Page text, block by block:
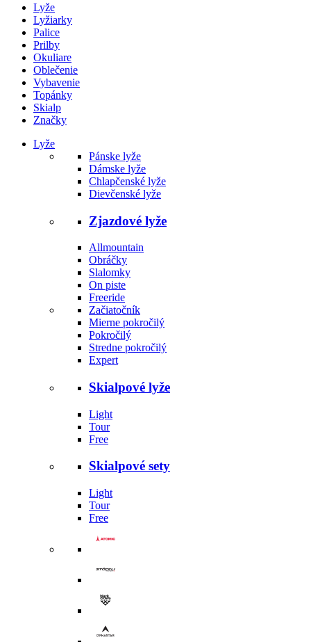
Lyže
Lyžiarky
Palice
Prilby
Okuliare
Oblečenie
Vybavenie
Topánky
Skialp
Značky
Lyže
Pánske lyže
Dámske lyže
Chlapčenské lyže
Dievčenské lyže
Zjazdové lyže
Allmountain
Obráčky
Slalomky
On piste
Freeride
Začiatočník
Mierne pokročilý
Pokročilý
Stredne pokročilý
Expert
Skialpové lyže
Light
Tour
Free
Skialpové sety
Light
Tour
Free